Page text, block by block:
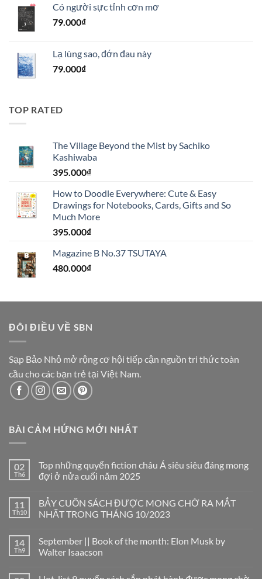
Có người sực tỉnh cơn mơ
79.000₫
Lạ lùng sao, đớn đau này
79.000₫
TOP RATED
The Village Beyond the Mist by Sachiko
Kashiwaba
395.000₫
How to Doodle Everywhere: Cute & Easy
Drawings for Notebooks, Cards, Gifts and So
Much More
395.000₫
Magazine B No.37 TSUTAYA
480.000₫
ĐÔI ĐIỀU VỀ SBN
Sạp Bảo Nhỏ mở rộng cơ hội tiếp cận nguồn tri thức toàn
cầu cho các bạn trẻ tại Việt Nam.
BÀI CẢM HỨNG MỚI NHẤT
02
Th6
Top những quyển fiction châu Á siêu siêu đáng mong
đợi ở nửa cuối năm 2025
bình
luận
ở
quyển
fiction
châu
11
Th10
BẢY CUỐN SÁCH ĐƯỢC MONG CHỜ RA MẮT
NHẤT TRONG THÁNG 10/2023
bình
luận
ở
14
Th9
September || Book of the month: Elon Musk by
Walter Isaacson